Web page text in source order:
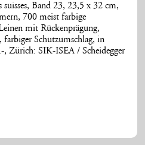
suisses, Band 23, 23,5 x 32 cm,
700 meist farbige
mit Rückenprägung,
farbiger Schutzumschlag, in
Zürich: SIK-ISEA / Scheidegger